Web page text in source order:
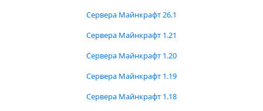
Сервера Майнкрафт 26.1
Сервера Майнкрафт 1.21
Сервера Майнкрафт 1.20
Сервера Майнкрафт 1.19
Сервера Майнкрафт 1.18